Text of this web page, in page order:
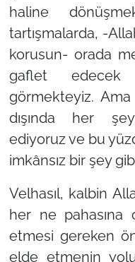
haline
tartışmalarda, -
korusun- orada
gaflet
görmekteyiz. Ama
dışında her
ediyoruz ve bu
imkânsız bir şey
Velhasıl, kalbin
her ne pahasına
etmesi gereken
elde etmenin